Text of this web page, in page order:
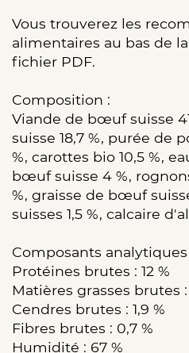
Vous trouverez les
alimentaires au bas de
fichier PDF.
Composition :
Viande de bœuf suisse
suisse 18,7 %, purée de
%, carottes bio 10,5 %,
bœuf suisse 4 %,
%, graisse de bœuf
suisses 1,5 %, calcaire
Composants analytiques
Protéines brutes : 12 %
Matières grasses brutes :
Cendres brutes : 1,9 %
Fibres brutes : 0,7 %
Humidité : 67 %